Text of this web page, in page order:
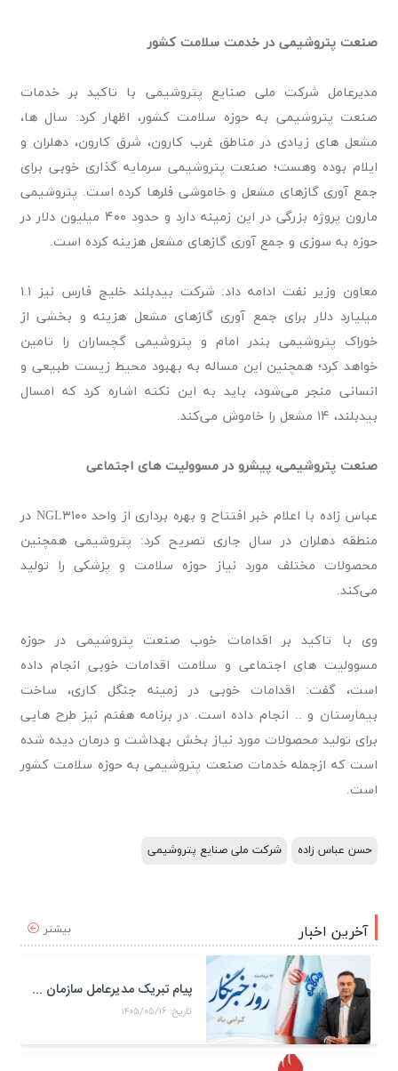
صنعت پتروشیمی در خدمت سلامت کشور
مدیرعامل شرکت ملی صنایع پتروشیمی با تاکید بر خدمات
صنعت پتروشیمی به حوزه سلامت کشور، اظهار کرد: سال ها،
مشعل های زیادی در مناطق غرب کارون، شرق کارون، دهلران و
ایلام بوده وهست؛ صنعت پتروشیمی سرمایه گذاری خوبی برای
جمع آوری گازهای مشعل و خاموشی فلرها کرده است. پتروشیمی
مارون پروژه بزرگی در این زمینه دارد و حدود ۴۰۰ میلیون دلار در
حوزه به سوزی و جمع آوری گازهای مشعل هزینه کرده است.
معاون وزیر نفت ادامه داد: شرکت بیدبلند خلیج فارس نیز ۱.۱
میلیارد دلار برای جمع آوری گازهای مشعل هزینه و بخشی از
خوراک پتروشیمی بندر امام و پتروشیمی گچساران را تامین
خواهد کرد؛ همچنین این مساله به بهبود محیط زیست طبیعی و
انسانی منجر می‌شود، باید به این نکته اشاره کرد که امسال
بیدبلند، ۱۴ مشعل را خاموش می‌کند.
صنعت پتروشیمی، پیشرو در مسوولیت های اجتماعی
عباس زاده با اعلام خبر افتتاح و بهره برداری از واحد NGL۳۱۰۰ در
منطقه دهلران در سال جاری تصریح کرد: پتروشیمی همچنین
محصولات مختلف مورد نیاز حوزه سلامت و پزشکی را تولید
می‌کند.
وی با تاکید بر اقدامات خوب صنعت پتروشیمی در حوزه
مسوولیت های اجتماعی و سلامت اقدامات خوبی انجام داده
است، گفت: اقدامات خوبی در زمینه جنگل کاری، ساخت
بیمارستان و ..‌ انجام داده است. در برنامه هفتم نیز طرح هایی
برای تولید محصولات مورد نیاز بخش بهداشت و درمان دیده شده
است که ازجمله خدمات صنعت پتروشیمی به حوزه سلامت کشور
است.
حسن عباس زاده شرکت ملی صنایع پتروشیمی
بیشتر آخرین اخبار
پیام تبریک مدیرعامل سازمان منطقه ویژه اقتصادی پتروشیمی به مناسبت روز خبرنگار
تاریخ: ۱۴۰۵/۰۵/۱۶